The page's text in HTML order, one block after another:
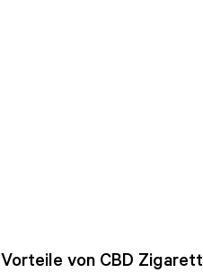
Vorteile von CBD